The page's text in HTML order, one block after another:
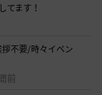
てます！
拶不要/時々イベン
前